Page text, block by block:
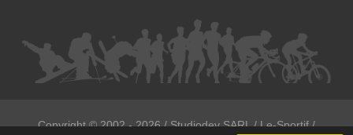
Copyright ©2002 - 2026/ Studiodev SARL / Le-Sportif /